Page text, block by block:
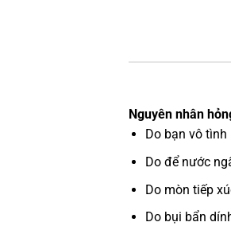
Nguyên nhân
Do bạn vô
Do để nước
Do mòn tiếp
Do bụi bẩn